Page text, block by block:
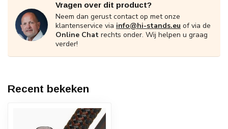
Vragen over dit product?
Neem dan gerust contact op met onze
klantenservice via info@hi-stands.eu of via de
Online Chat rechts onder. Wij helpen u graag
verder!
Recent bekeken